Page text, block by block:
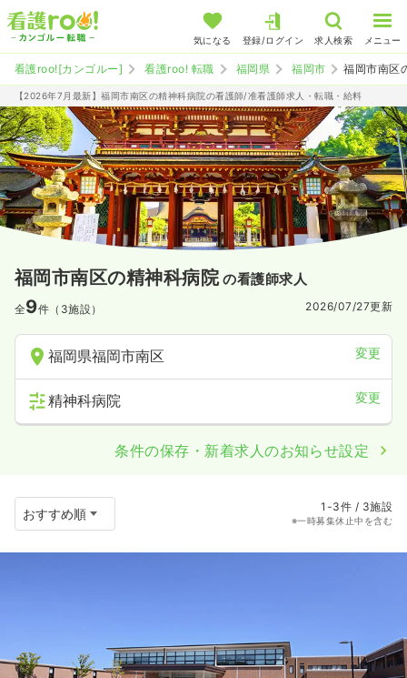
気になる 登録/ログイン 求人検索 メニュー
看護roo![カンゴルー] 看護roo! 転職 福岡県 福岡市 福岡市南区
【2026年7月最新】福岡市南区の精神科病院の看護師/准看護師求人・転職・給料
福岡市南区の精神科病院 の看護師求人
全9件（3施設） 2026/07/27更新
福岡県福岡市南区 変更
精神科病院 変更
条件の保存・新着求人のお知らせ設定
1-3件 / 3施設
※一時募集休止中を含む